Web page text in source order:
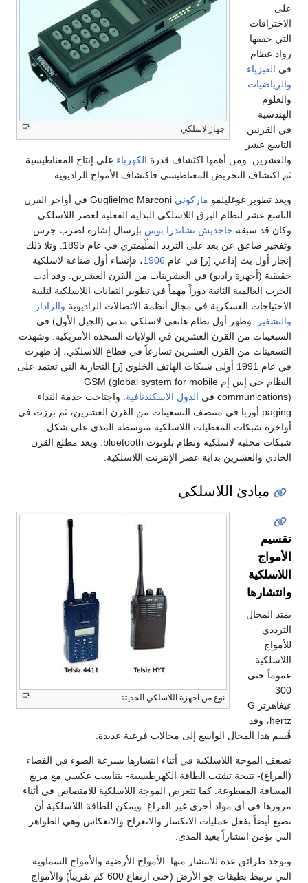
جهاز لاسلكي
على
الاختراقات
التي حققها
رواد عظام
في الفيزياء
والرياضيات
والعلوم
الهندسية
في القرنين
التاسع عشر
والعشرين. ومن أهمها اكتشاف قدرة الكهرباء على إنتاج المغناطيسية
ثم اكتشاف التحريض المغناطيسي فاكتشاف الأمواج الراديوية.
ويعد تطوير غوغليلمو ماركوني
Guglielmo Marconi في أواخر القرن
التاسع عشر لنظام البرق اللاسلكي البداية الفعلية لعصر اللاسلكي.
وكان قد سبقه جاجديش تشاندرا بوس بإرسال إشارة لضرب جرس
وتفجير صاعق عن بعد على التردد الملّيمتري في عام 1895. وتلا ذلك
إنجاز أول بث إذاعي [ر] في عام 1906، فإنشاء أول صناعة لاسلكية
حقيقية (أجهزة راديو) في العشرينات من القرن العشرين. وقد أدت
الحرب العالمية الثانية دوراً مهماً في تطوير التقانات اللاسلكية لتلبية
الاحتياجات العسكرية في مجال أنظمة الاتصالات الراديوية والرادار
والتشفير . وظهر أول نظام هاتفي لاسلكي مدني (الجيل الأول) في
السبعينات من القرن العشرين في الولايات المتحدة الأمريكية. وشهدت
التسعينات من القرن العشرين تسارعاً في قطاع اللاسلكي، إذ ظهرت
في عام 1991 أولى شبكات الهاتف الخلوي [ر] التجارية التي تعتمد على
النظام جي إس إم GSM (global system for mobile
communications) في
الدول الاسكندنافية. واجتاحت خدمة النداء
paging أوربا في منتصف التسعينات من القرن العشرين، ثم برزت في
أواخره شبكات المعطيات اللاسلكية متوسطة المدى على شكل
شبكات محلية لاسلكية ونظام بلوتوث bluetooth. ويعد مطلع القرن
الحادي والعشرين بداية عصر الإنترنت اللاسلكية.
مبادئ اللاسلكي
نوع من اجهزة اللاسلكي الحديثة
تقسيم
الأمواج
اللاسلكية
وانتشارها
يمتد المجال
الترددي
للأمواج
اللاسلكية
عموماً حتى
300
غيغاهرتز G
hertz، وقد
قُسم هذا المجال الواسع إلى مجالات فرعية عديدة.
تضعف الموجة اللاسلكية في أثناء انتشارها بسرعة الضوء في الفضاء
(الفراغ)- نتيجة تشتت الطاقة الكهرطيسية- بتناسب عكسي مع مربع
المسافة المقطوعة. كما تتعرض الموجة اللاسلكية للامتصاص في أثناء
مرورها في أي مواد أخرى غير الفراغ. ويمكن للطاقة اللاسلكية أن
تضيع أيضاً بفعل عمليات الانكسار والانعراج والانعكاس وهي الظواهر
التي تؤمن انتشاراً بعيد المدى.
وتوجد طرائق عدة للانتشار منها: الأمواج الأرضية والأمواج السماوية
التي ترتبط بطبقات جو الأرض (حتى ارتفاع 600 كم تقريباً) والأمواج